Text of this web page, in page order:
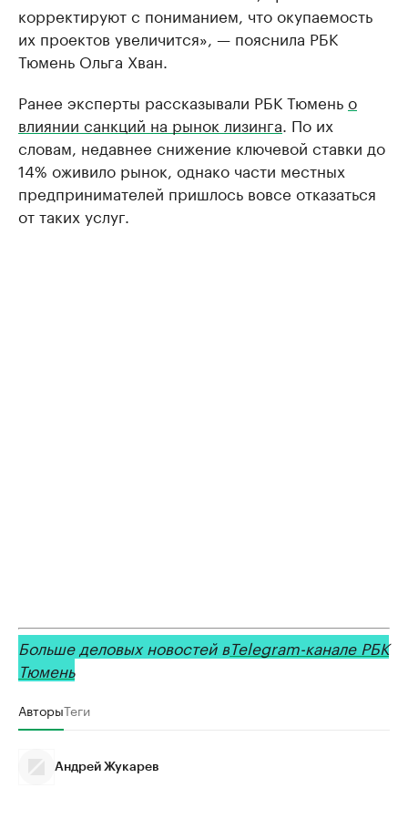
корректируют с пониманием, что окупаемость
их проектов увеличится», — пояснила РБК
Тюмень Ольга Хван.
Ранее эксперты рассказывали РБК Тюменьо
влиянии санкций на рынок лизинга . По их
словам, недавнее снижение ключевой ставки до
14% оживило рынок, однако части местных
предпринимателей пришлось вовсе отказаться
от таких услуг.
Больше деловых новостей вTelegram-канале РБК
Тюмень
АвторыТеги
Андрей Жукарев